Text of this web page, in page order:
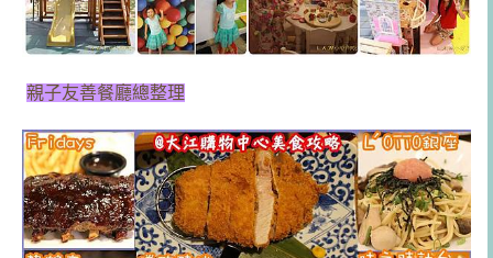
親子友善餐廳總整理